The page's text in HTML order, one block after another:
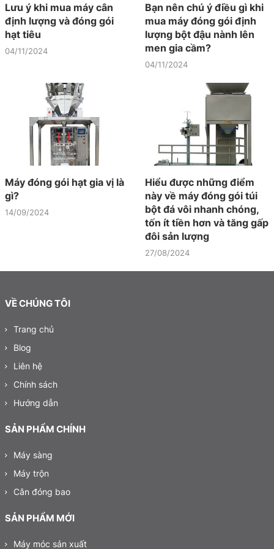
Lưu ý khi mua máy cân
định lượng và đóng gói
hạt tiêu
04/11/2024
Bạn nên chú ý điều gì khi
mua máy đóng gói định
lượng bột đậu nành lên
men gia cầm?
04/11/2024
Máy đóng gói hạt gia vị là
gì?
14/09/2024
Hiểu được những điểm
này về máy đóng gói túi
bột đá vôi nhanh chóng,
tốn ít tiền hơn và tăng gấp
đôi sản lượng
27/08/2024
VỀ CHÚNG TÔI
Trang chủ
Blog
Liên hệ
Chính sách
Hướng dẫn
SẢN PHẨM CHÍNH
Máy sàng
Máy trộn
Cân đóng bao
SẢN PHẨM MỚI
Máy móc sản xuất